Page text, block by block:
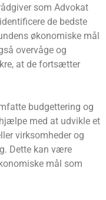
som Advokat
de bedste
økonomiske mål
overvåge og
at de fortsætter
budgettering og
med at udvikle et
virksomheder og
Dette kan være
mål som